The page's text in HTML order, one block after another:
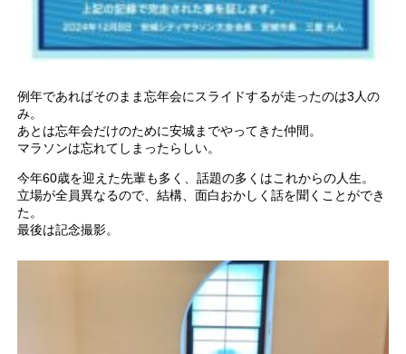
例年であればそのまま忘年会にスライドするが走ったのは3人の
み。
あとは忘年会だけのために安城までやってきた仲間。
マラソンは忘れてしまったらしい。
今年60歳を迎えた先輩も多く、話題の多くはこれからの人生。
立場が全員異なるので、結構、面白おかしく話を聞くことができ
た。
最後は記念撮影。